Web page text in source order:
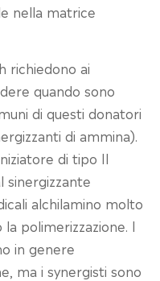
nella matrice
richiedono ai
quando sono
di questi donatori
di ammina).
di tipo II
alchilamino molto
polimerizzazione. I
in genere
ma i synergisti sono